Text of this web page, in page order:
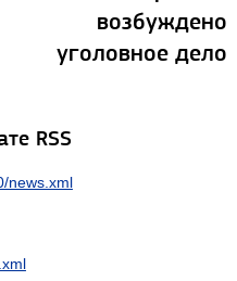
возбуждено
уголовное дело
RSS
news.xml